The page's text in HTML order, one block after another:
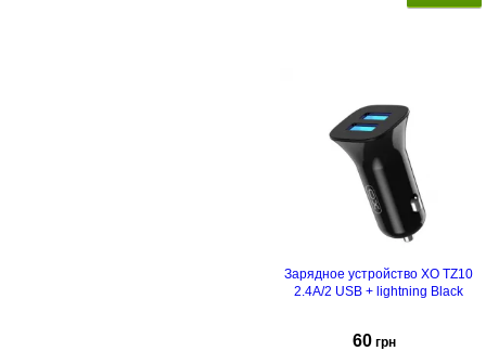
Зарядное устройство XO TZ10
2.4A/2 USB + lightning Black
60 грн